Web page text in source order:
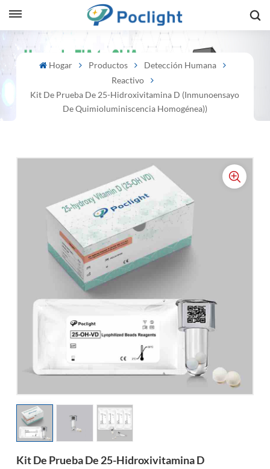
Hogar Productos
Detección Humana
Reactivo
Kit De Prueba De 25-Hidroxivitamina D (inmunoensayo
De Quimioluminiscencia Homogénea))
Kit De Prueba De 25-Hidroxivitamina D